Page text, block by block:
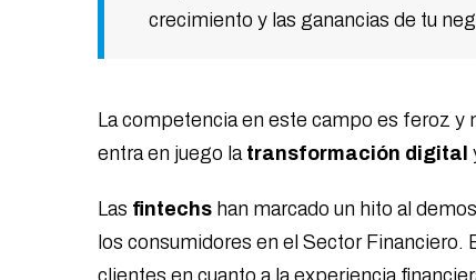
crecimiento y las ganancias de tu
La competencia en este campo es feroz y
entra en juego la transformación digital
Las fintechs han marcado un hito al
los consumidores en el Sector Financiero.
clientes en cuanto a la experiencia